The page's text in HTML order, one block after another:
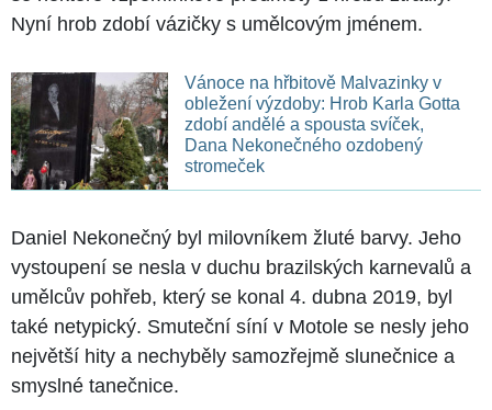
Nyní hrob zdobí vázičky s umělcovým jménem.
Vánoce na hřbitově Malvazinky v
obležení výzdoby: Hrob Karla Gotta
zdobí andělé a spousta svíček,
Dana Nekonečného ozdobený
stromeček
Daniel Nekonečný byl milovníkem žluté barvy. Jeho
vystoupení se nesla v duchu brazilských karnevalů a
umělcův pohřeb, který se konal 4. dubna 2019, byl
také netypický. Smuteční síní v Motole se nesly jeho
největší hity a nechyběly samozřejmě slunečnice a
smyslné tanečnice.